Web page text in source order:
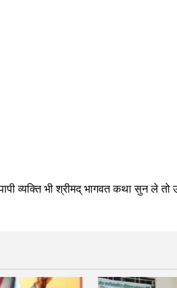
व्यक्ति भी श्रीमद् भागवत कथा सुन ले